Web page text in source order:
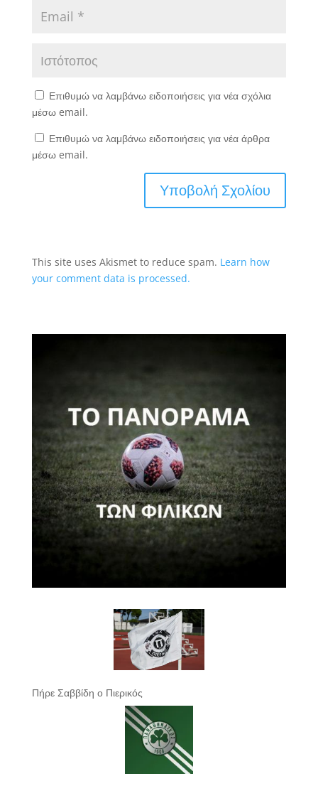
Επιθυμώ να λαμβάνω ειδοποιήσεις για νέα σχόλια
μέσω email.
Επιθυμώ να λαμβάνω ειδοποιήσεις για νέα άρθρα
μέσω email.
This site uses Akismet to reduce spam. Learn how
your comment data is processed.
Πήρε Σαββίδη ο Πιερικός